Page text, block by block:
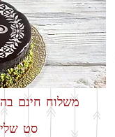
משלוח חינם
סט